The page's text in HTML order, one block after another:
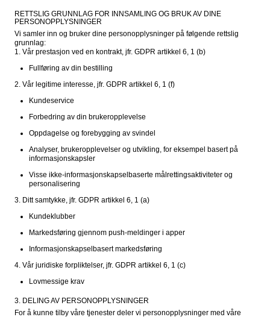
RETTSLIG GRUNNLAG FOR INNSAMLING OG BRUK AV DINE
PERSONOPPLYSNINGER
Vi samler inn og bruker dine personopplysninger på følgende rettslig
grunnlag:
1. Vår prestasjon ved en kontrakt, jfr. GDPR artikkel 6, 1 (b)
Fullføring av din bestilling
2. Vår legitime interesse, jfr. GDPR artikkel 6, 1 (f)
Kundeservice
Forbedring av din brukeropplevelse
Oppdagelse og forebygging av svindel
Analyser, brukeropplevelser og utvikling, for eksempel basert på
informasjonskapsler
Visse ikke-informasjonskapselbaserte målrettingsaktiviteter og
personalisering
3. Ditt samtykke, jfr. GDPR artikkel 6, 1 (a)
Kundeklubber
Markedsføring gjennom push-meldinger i apper
Informasjonskapselbasert markedsføring
4. Vår juridiske forpliktelser, jfr. GDPR artikkel 6, 1 (c)
Lovmessige krav
3. DELING AV PERSONOPPLYSNINGER
For å kunne tilby våre tjenester deler vi personopplysninger med våre